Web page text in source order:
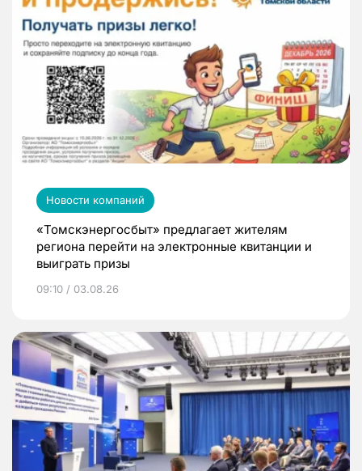
Новости компаний
«Томскэнергосбыт» предлагает жителям
региона перейти на электронные квитанции и
выиграть призы
09:10 / 03.08.26